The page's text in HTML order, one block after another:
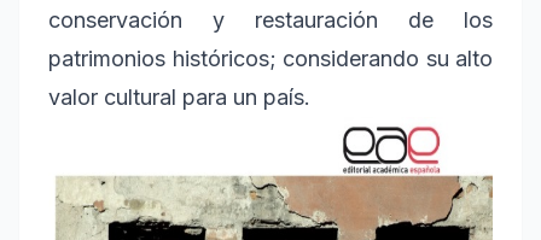
conservación y restauración de los
patrimonios históricos; considerando su alto
valor cultural para un país.